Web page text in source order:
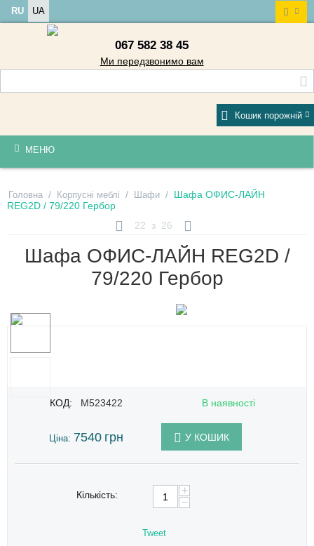
RU UA
067 582 38 45
Ми передзвонимо вам
Кошик порожній
МЕНЮ
Головна / Корпусні меблі / Шафи / Шафа ОФИС-ЛАЙН
REG2D / 79/220 Гербор
22
з 26
Шафа ОФИС-ЛАЙН REG2D /
79/220 Гербор
КОД: M523422 В наявності
Ціна: 7540 грн У КОШИК
Кількість:
+
−
Tweet